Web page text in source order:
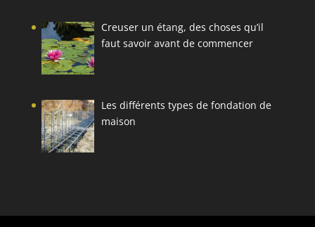
Creuser un étang, des choses qu’il
faut savoir avant de commencer
Les différents types de fondation de
maison